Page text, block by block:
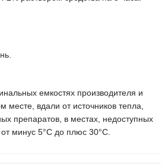
емкостях производителя и
месте, вдали от источников тепла,
препаратов, в местах, недоступных
минус 5°С до плюс 30°С.